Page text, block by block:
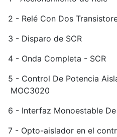
2 - Relé Con Dos
3 - Disparo de SCR
4 - Onda Completa - SCR
5 - Control De Potencia
MOC3020
6 - Interfaz Monoestable De
7 - Opto-aislador en el